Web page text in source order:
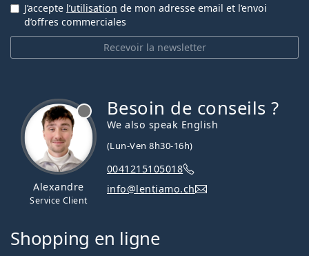
Recevoir la newsletter
J’accepte l’utilisation de mon adresse email et l’envoi
d’offres commerciales
Alexandre
Service Client
Besoin de conseils ?
We also speak English
(Lun-Ven 8h30-16h)
0041215105018
info@lentiamo.ch
Shopping en ligne